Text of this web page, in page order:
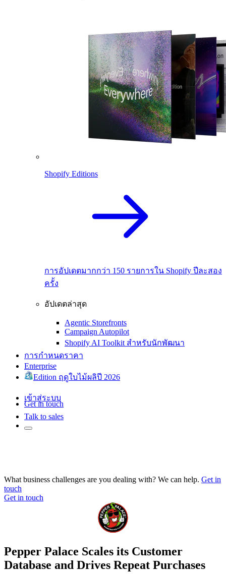
Shopify Editions
การอัปเดตมากกว่า 150 รายการใน Shopify ปีละสอง
ครั้ง
อัปเดตล่าสุด
Agentic Storefronts
Campaign Autopilot
Shopify AI Toolkit สำหรับนักพัฒนา
การกำหนดราคา
Enterprise
Edition ฤดูใบไม้ผลิปี 2026
เข้าสู่ระบบ
Get in touch
Talk to sales
What business challenges are you dealing with? We can help. Get in
touch
Get in touch
Pepper Palace Scales its Customer
Database and Drives Repeat Purchases